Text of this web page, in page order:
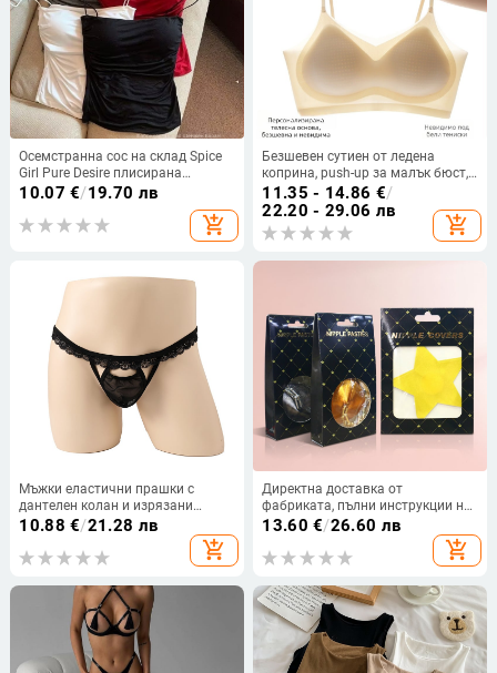
Осемстранна сос на склад Spice
Girl Pure Desire плисирана
камизола за жени с тънка
сладък и горещ стил, без ръкави,
10.07 €/19.70 лв
add_shopping_cart
Безшевен сутиен от ледена
коприна, push-up за малък бюст,
летен модел с тънки презрамки
11.35 - 14.86 €/
22.20 - 29.06 лв
add_shopping_cart
Мъжки еластични прашки с
дантелен колан и изрязани
панели
10.88 €/21.28 лв
add_shopping_cart
Директна доставка от
фабриката, пълни инструкции на
английски език, черна опаковка
за паста за гърди за еднократна
употреба, кутията може да се
за гърди без LOGO
13.60 €/26.60 лв
add_shopping_cart